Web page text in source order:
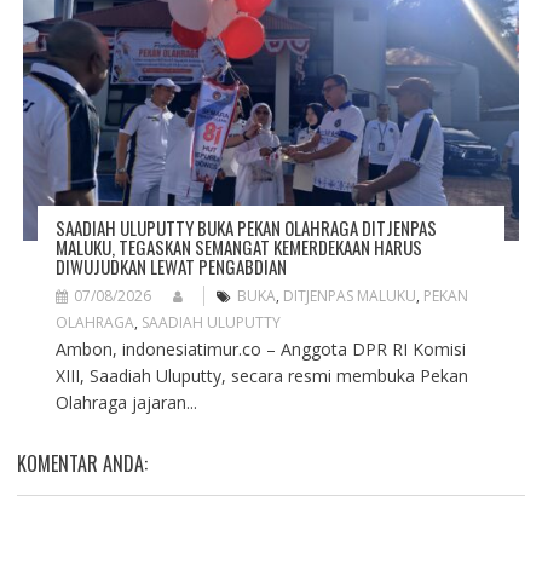
SAADIAH ULUPUTTY BUKA PEKAN OLAHRAGA DITJENPAS
MALUKU, TEGASKAN SEMANGAT KEMERDEKAAN HARUS
DIWUJUDKAN LEWAT PENGABDIAN
07/08/2026 BUKA, DITJENPAS MALUKU, PEKAN
OLAHRAGA, SAADIAH ULUPUTTY
Ambon, indonesiatimur.co – Anggota DPR RI Komisi
XIII, Saadiah Uluputty, secara resmi membuka Pekan
Olahraga jajaran...
KOMENTAR ANDA: